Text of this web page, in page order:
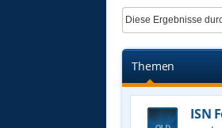
Themen
ISN